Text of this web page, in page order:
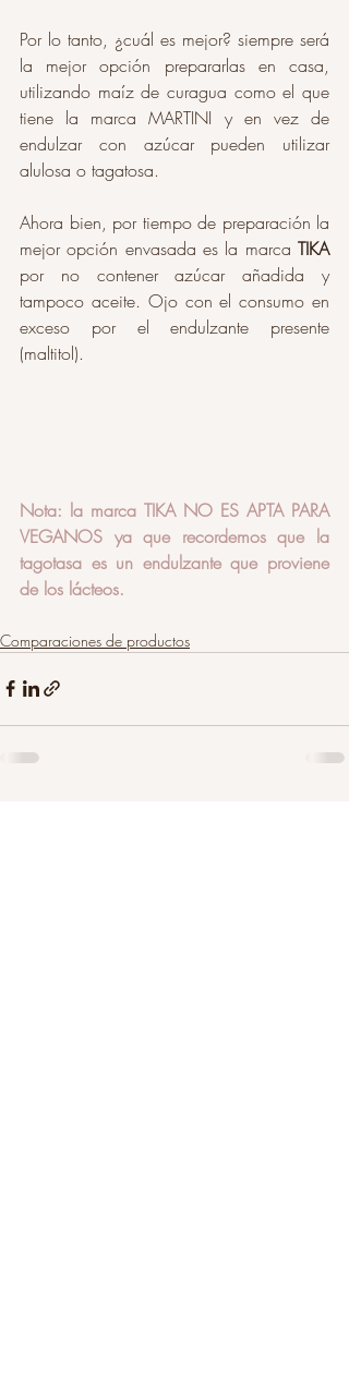
Por lo tanto, ¿cuál es mejor? siempre será
la mejor opción prepararlas en casa,
utilizando maíz de curagua como el que
tiene la marca MARTINI y en vez de
endulzar con azúcar pueden utilizar
alulosa o tagatosa.
Ahora bien, por tiempo de preparación la
mejor opción envasada es la marca
TIKA
por no contener azúcar añadida y
tampoco aceite. Ojo con el consumo en
exceso por el endulzante presente
(maltitol).
Nota: la marca TIKA NO ES APTA PARA
VEGANOS ya que recordemos que la
tagotasa es un endulzante que proviene
de los lácteos.
Comparaciones de productos